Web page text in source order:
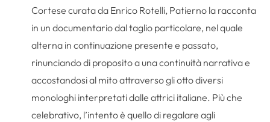
Cortese curata da Enrico Rotelli, Patierno la racconta
in un documentario dal taglio particolare, nel quale
alterna in continuazione presente e passato,
rinunciando di proposito a una continuità narrativa e
accostandosi al mito attraverso gli otto diversi
monologhi interpretati dalle attrici italiane. Più che
celebrativo, l’intento è quello di regalare agli